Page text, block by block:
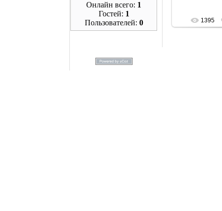
Онлайн всего: 1
Гостей: 1
Пользователей: 0 1395